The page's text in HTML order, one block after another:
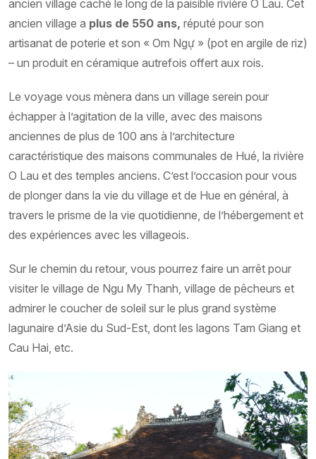
ancien village caché le long de la paisible rivière O Lau. Cet
ancien village a plus de 550 ans, réputé pour son
artisanat de poterie et son « Om Ngự » (pot en argile de riz)
– un produit en céramique autrefois offert aux rois.
Le voyage vous mènera dans un village serein pour
échapper à l’agitation de la ville, avec des maisons
anciennes de plus de 100 ans à l’architecture
caractéristique des maisons communales de Hué, la rivière
O Lau et des temples anciens. C’est l’occasion pour vous
de plonger dans la vie du village et de Hue en général, à
travers le prisme de la vie quotidienne, de l’hébergement et
des expériences avec les villageois.
Sur le chemin du retour, vous pourrez faire un arrêt pour
visiter le village de Ngu My Thanh, village de pêcheurs et
admirer le coucher de soleil sur le plus grand système
lagunaire d’Asie du Sud-Est, dont les lagons Tam Giang et
Cau Hai, etc.